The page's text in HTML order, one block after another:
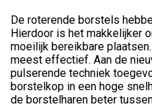
De roterende borstels
Hierdoor is het makkelijker
moeilijk bereikbare
meest effectief. Aan de
pulserende techniek
borstelkop in een hoge
de borstelharen beter